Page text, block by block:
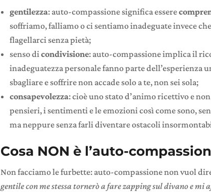
gentilezza: auto-compassione significa essere
soffriamo, falliamo o ci sentiamo inadeguate invece
flagellarci senza pietà;
senso di condivisione: auto-compassione implica il
inadeguatezza personale fanno parte dell’esperienza
sbagliare e soffrire non accade solo a te, non sei sola;
consapevolezza: cioè uno stato d’animo ricettivo e
pensieri, i sentimenti e le emozioni così come sono,
ma neppure senza farli diventare ostacoli
Cosa NON è l’auto-
Non facciamo le furbette: auto-compassione non vuol
gentile con me stessa tornerò a fare zapping sul divano e mi